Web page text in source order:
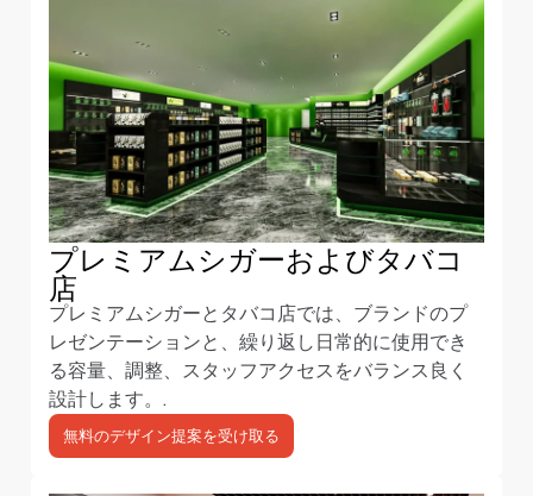
プレミアムシガーおよびタバコ
店
プレミアムシガーとタバコ店では、ブランドのプ
レゼンテーションと、繰り返し日常的に使用でき
る容量、調整、スタッフアクセスをバランス良く
設計します。.
無料のデザイン提案を受け取る